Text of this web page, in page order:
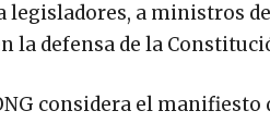
a ministros de
la defensa de la
considera el